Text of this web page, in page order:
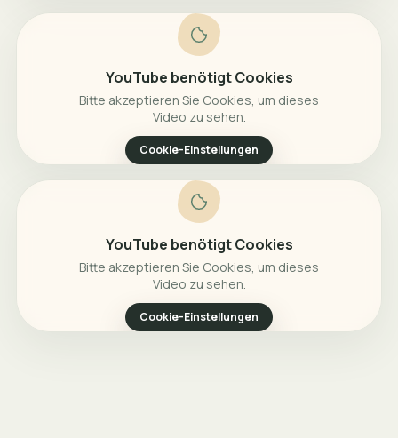
YouTube benötigt Cookies
Bitte akzeptieren Sie Cookies, um dieses
Video zu sehen.
Cookie-Einstellungen
YouTube benötigt Cookies
Bitte akzeptieren Sie Cookies, um dieses
Video zu sehen.
Cookie-Einstellungen